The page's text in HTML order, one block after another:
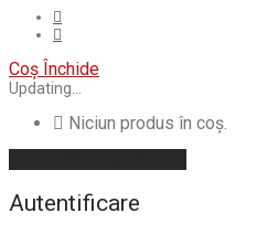
Coș Închide
Updating…
Niciun produs în coș.
Autentificare